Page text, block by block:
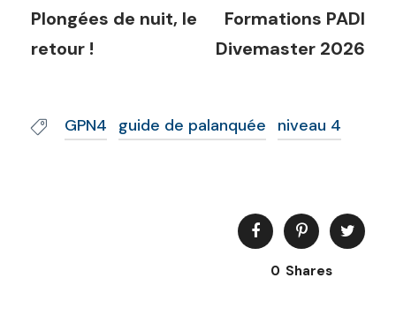
Plongées de nuit, le
retour !
Formations PADI
Divemaster 2026
GPN4 guide de palanquée niveau 4
0 Shares